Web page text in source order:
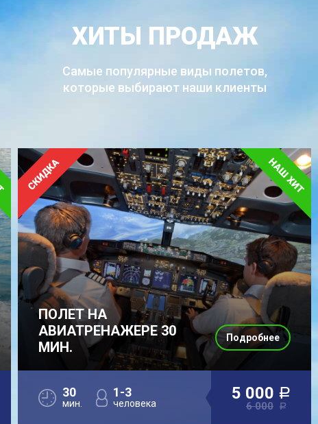
ХИТЫ ПРОДАЖ
Самые популярные виды полетов,
которые выбирают наши клиенты
ПОЛЕТ НА
АВИАТРЕНАЖЕРЕ 30
МИН.
30
мин.
1-3
человека
5 000 a
6 000 a
Подробнее